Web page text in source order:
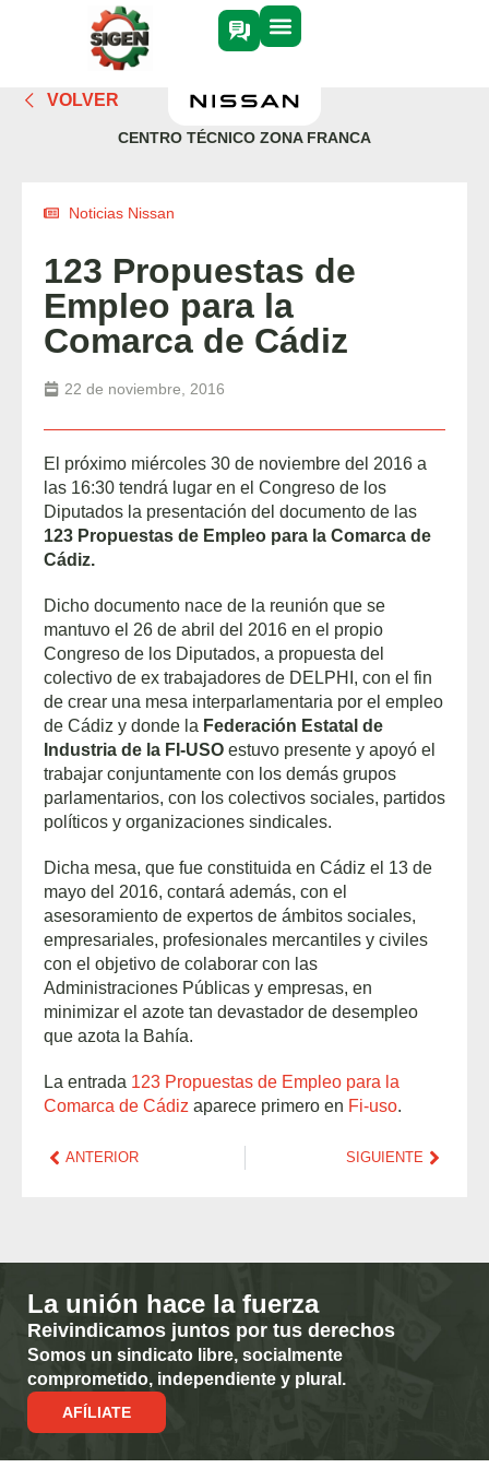
VOLVER
CENTRO TÉCNICO ZONA FRANCA
Noticias Nissan
123 Propuestas de
Empleo para la
Comarca de Cádiz
22 de noviembre, 2016
El próximo miércoles 30 de noviembre del 2016 a
las 16:30 tendrá lugar en el Congreso de los
Diputados la presentación del documento de las
123 Propuestas de Empleo para la Comarca de
Cádiz.
Dicho documento nace de la reunión que se
mantuvo el 26 de abril del 2016 en el propio
Congreso de los Diputados, a propuesta del
colectivo de ex trabajadores de DELPHI, con el fin
de crear una mesa interparlamentaria por el empleo
de Cádiz y donde la Federación Estatal de
Industria de la FI-USO estuvo presente y apoyó el
trabajar conjuntamente con los demás grupos
parlamentarios, con los colectivos sociales, partidos
políticos y organizaciones sindicales.
Dicha mesa, que fue constituida en Cádiz el 13 de
mayo del 2016, contará además, con el
asesoramiento de expertos de ámbitos sociales,
empresariales, profesionales mercantiles y civiles
con el objetivo de colaborar con las
Administraciones Públicas y empresas, en
minimizar el azote tan devastador de desempleo
que azota la Bahía.
La entrada 123 Propuestas de Empleo para la
Comarca de Cádiz aparece primero en Fi-uso.
ANTERIOR SIGUIENTE
La unión hace la fuerza
Reivindicamos juntos por tus derechos
Somos un sindicato libre, socialmente
comprometido, independiente y plural.
AFÍLIATE